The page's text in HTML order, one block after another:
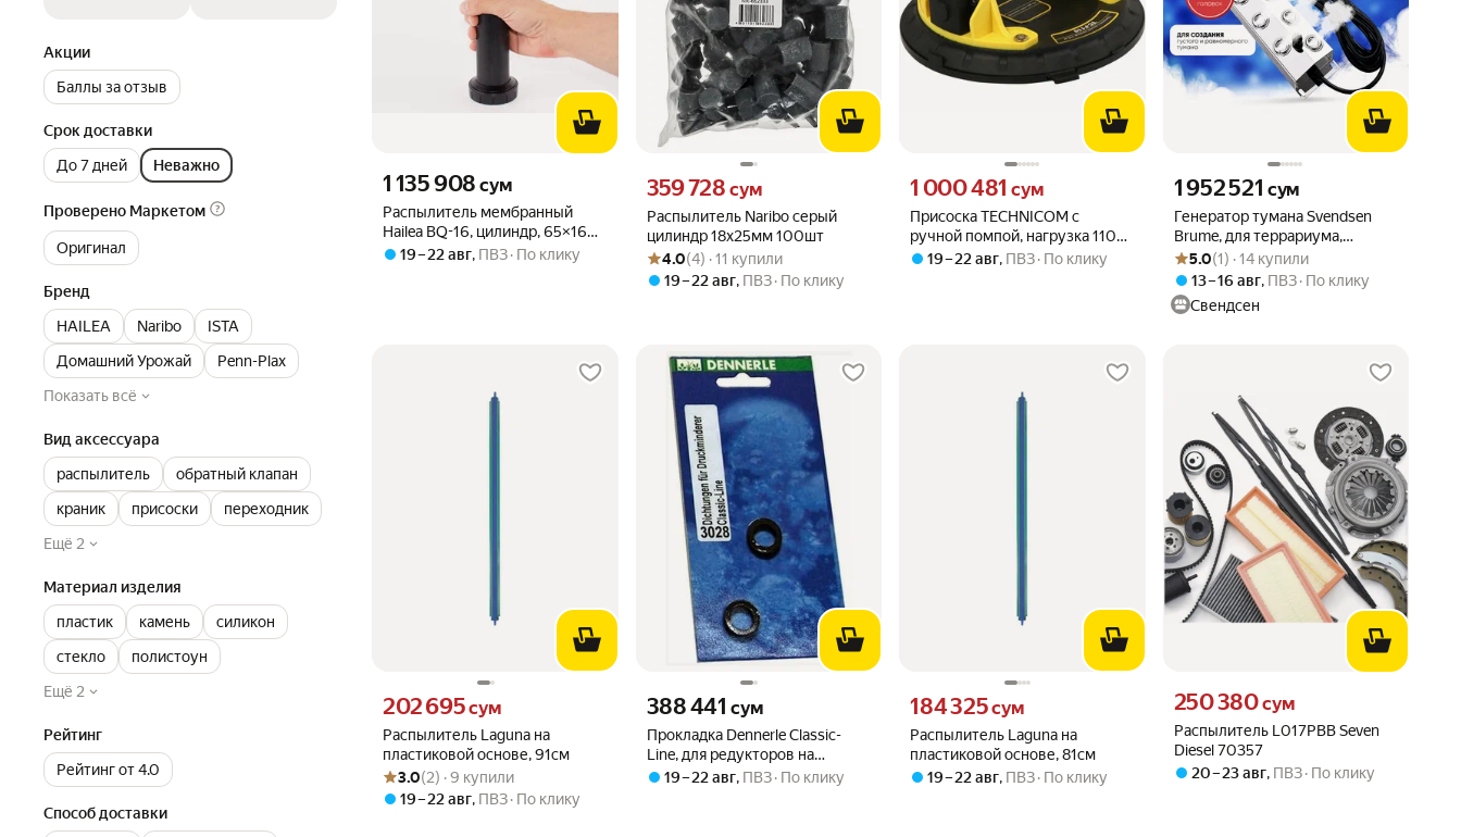
Акции
Баллы за отзыв
Срок доставки
До 7 дней
Неважно
Проверено Маркетом
Оригинал
Бренд
HAILEA
Naribo
ISTA
Домашний Урожай
Penn-Plax
Показать всё
Вид аксессуара
распылитель
обратный клапан
краник
присоски
переходник
Ещё 2
Материал изделия
пластик
камень
силикон
стекло
полистоун
Ещё 2
Рейтинг
Рейтинг от 4.0
Способ доставки
Распылитель мембранный
Hailea BQ-16, цилиндр, 65×160
мм
Цена 1135908 сум вместо
1 135 908 сум
19 – 22 авг, ПВЗ По клику
Распылитель Naribo серый
цилиндр 18х25мм 100шт
Цена 359728 сум вместо
359 728 сум
Рейтинг товара: 4.0 из 5
Оценок: (4) · 11 купили
4.0(4) · 11 купили
19 – 22 авг, ПВЗ По клику
Присоска TECHNICOM с
ручной помпой, нагрузка 110кг,
чаша 200мм TC-F110
Цена 1000481 сум вместо
1 000 481 сум
19 – 22 авг, ПВЗ По клику
Генератор тумана Svendsen
Brume, для террариума,
ультразвуковой, 350Вт,
7000мл/ч
Цена 1952521 сум вместо
1 952 521 сум
Рейтинг товара: 5.0 из 5
Оценок: (1) · 14 купили
5.0(1) · 14 купили
13 – 16 авг, ПВЗ По клику
Свендсен
Распылитель Laguna на
пластиковой основе, 91см
Цена 202695 сум вместо
202 695сум
Рейтинг товара: 3.0 из 5
Оценок: (2) · 9 купили
3.0(2) · 9 купили
19 – 22 авг, ПВЗ По клику
Прокладка Dennerle Classic-
Line, для редукторов на
заправляемые баллонам, 2 шт
Цена 388441 сум вместо
388 441 сум
19 – 22 авг, ПВЗ По клику
Распылитель Laguna на
пластиковой основе, 81см
Цена 184325 сум вместо
184 325сум
19 – 22 авг, ПВЗ По клику
Распылитель L017PBB Seven
Diesel 70357
Цена 250380 сум вместо
250 380сум
20 – 23 авг, ПВЗ По клику